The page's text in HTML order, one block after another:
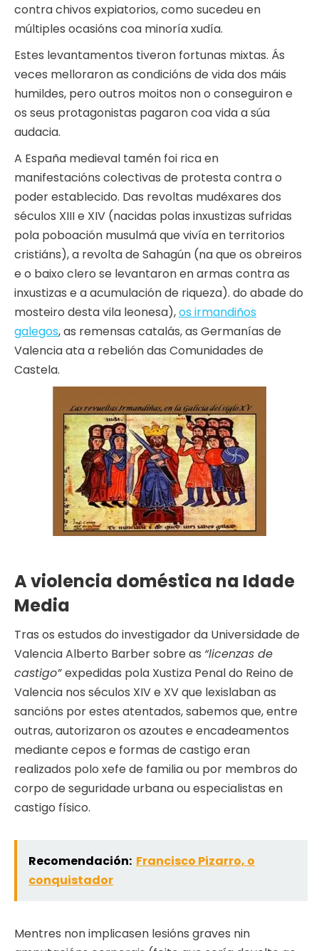
contra chivos expiatorios, como sucedeu en
múltiples ocasións coa minoría xudía.
Estes levantamentos tiveron fortunas mixtas. Ás
veces melloraron as condicións de vida dos máis
humildes, pero outros moitos non o conseguiron e
os seus protagonistas pagaron coa vida a súa
audacia.
A España medieval tamén foi rica en
manifestacións colectivas de protesta contra o
poder establecido. Das revoltas mudéxares dos
séculos XIII e XIV (nacidas polas inxustizas sufridas
pola poboación musulmá que vivía en territorios
cristiáns), a revolta de Sahagún (na que os obreiros
e o baixo clero se levantaron en armas contra as
inxustizas e a acumulación de riqueza). do abade do
mosteiro desta vila leonesa),os irmandiños
galegos, as remensas catalás, as Germanías de
Valencia ata a rebelión das Comunidades de
Castela.
A violencia doméstica na Idade
Media
Tras os estudos do investigador da Universidade de
Valencia Alberto Barber sobre as “licenzas de
castigo”expedidas pola Xustiza Penal do Reino de
Valencia nos séculos XIV e XV que lexislaban as
sancións por estes atentados, sabemos que, entre
outras, autorizaron os azoutes e encadeamentos
mediante cepos e formas de castigo eran
realizados polo xefe de familia ou por membros do
corpo de seguridade urbana ou especialistas en
castigo físico.
Recomendación: Francisco Pizarro, o
conquistador
Mentres non implicasen lesións graves nin